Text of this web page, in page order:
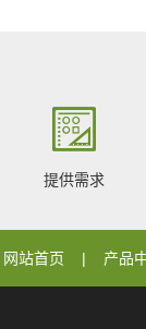
提供需求
网站首页 产品